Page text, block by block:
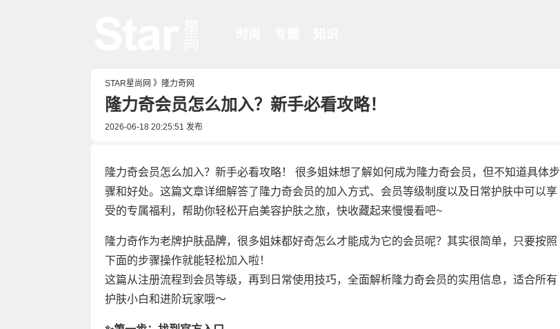
STAR星尚网 》 隆力奇网
隆力奇会员怎么加入？新手必看攻略！
2026-06-18 20:25:51 发布
隆力奇会员怎么加入？新手必看攻略！ 很多姐妹想了解如何成为隆力奇会员，但不知道具体步
骤和好处。这篇文章详细解答了隆力奇会员的加入方式、会员等级制度以及日常护肤中可以享
受的专属福利，帮助你轻松开启美容护肤之旅，快收藏起来慢慢看吧~
隆力奇作为老牌护肤品牌，很多姐妹都好奇怎么才能成为它的会员呢？其实很简单，只要按照
下面的步骤操作就能轻松加入啦！
这篇从注册流程到会员等级，再到日常使用技巧，全面解析隆力奇会员的实用信息，适合所有
护肤小白和进阶玩家哦～